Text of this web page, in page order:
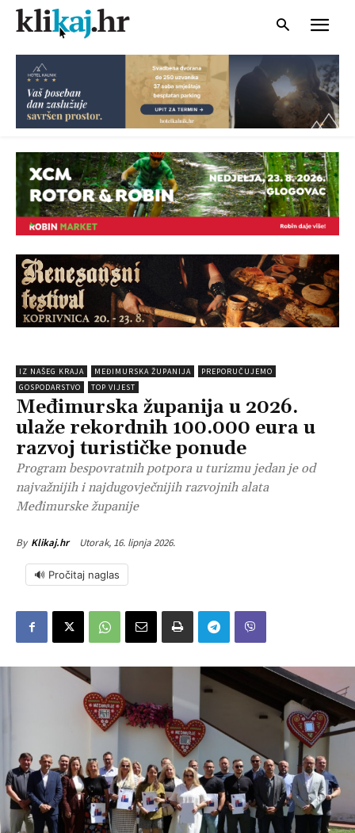
IZ NAŠEG KRAJA MEĐIMURSKA ŽUPANIJA
PREPORUČUJEMO
GOSPODARSTVO
TOP VIJEST
Međimurska županija u 2026.
ulaže rekordnih 100.000 eura u
razvoj turističke ponude
Program bespovratnih potpora u turizmu jedan je od
najvažnijih i najdugovječnijih razvojnih alata
Međimurske županije
By Klikaj.hr Utorak, 16. lipnja 2026.
🔊 Pročitaj naglas